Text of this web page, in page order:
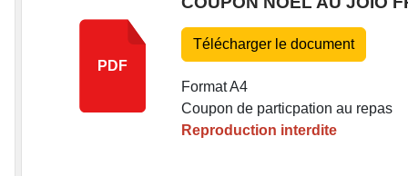
PDF
Télécharger le document
Format A4
Coupon de particpation au repas
Reproduction interdite